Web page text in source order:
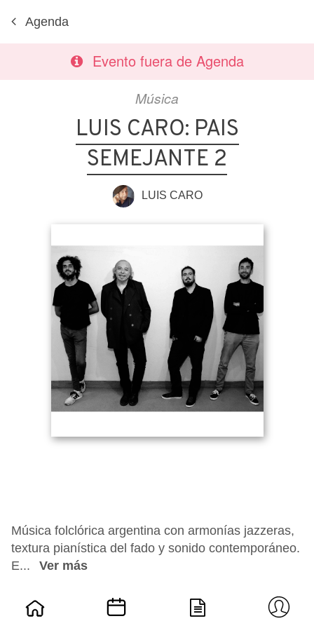
Agenda
Evento fuera de Agenda
Música
LUIS CARO: PAIS
SEMEJANTE 2
LUIS CARO
Música folclórica argentina con armonías jazzeras,
textura pianística del fado y sonido contemporáneo.
E...
Ver más